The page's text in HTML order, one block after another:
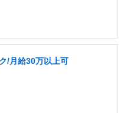
/月給30万以上可